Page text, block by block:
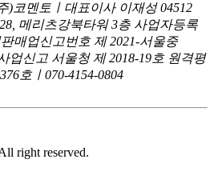
)코멘토ㅣ대표이사 이재성 04512
메리츠강북타워 3층 사업자등록
매업신고번호 제 2021-서울중
업신고 서울청 제 2018-19호 원격평
호ㅣ070-4154-0804
right reserved.